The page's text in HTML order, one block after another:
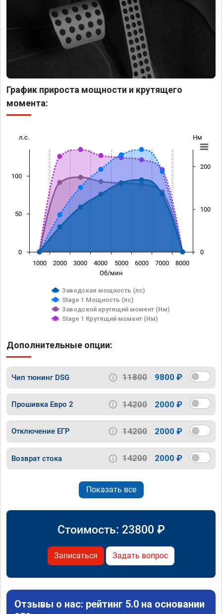
График прироста мощности и крутящего
момента:
Об/мин
л.с. Нм
Заводская мощность (лс)
Stage 1 Мощность (лс)
Заводской крутящий момент (Нм)
Stage 1 Крутящий момент (Нм)
1000 2000 3000 4000 5000 6000 7000 8000
0
50
100
0
100
200
Дополнительные опции:
Чип тюнинг DSG 11800 9800 ₽
Прошивка Евро 2 14200 2000 ₽
Отключение ЕГР 14200 2000 ₽
Возврат стока 14200 2000 ₽
Показать все
Стоимость: 23800 ₽
Записаться Задать вопрос
Отзывы о нас: рейтинг 5.0 на основании